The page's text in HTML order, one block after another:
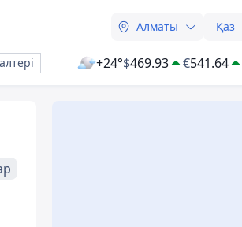
Алматы Қаз
+24°$469.93 €541.64